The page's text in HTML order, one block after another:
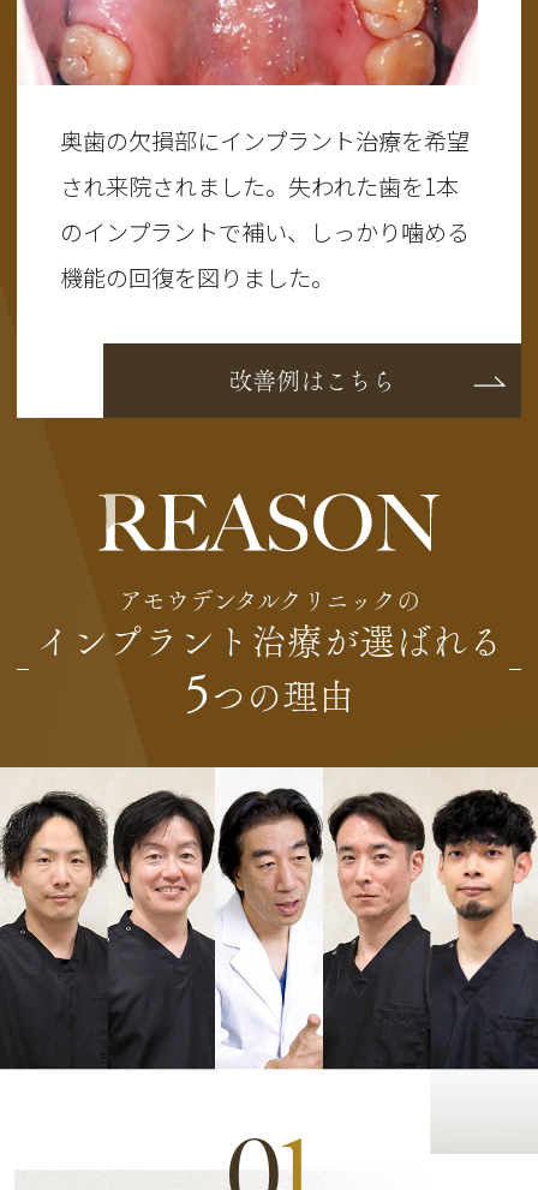
奥歯の欠損部にインプラント治療を希望
され来院されました。失われた歯を1本
のインプラントで補い、しっかり噛める
機能の回復を図りました。
改善例はこちら
アモウデンタルクリニックの
インプラント治療が選ばれる
5 つの理由